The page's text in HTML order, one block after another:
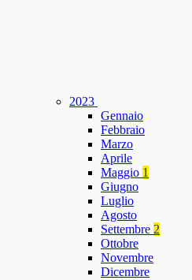
2023
Gennaio
Febbraio
Marzo
Aprile
Maggio 1
Giugno
Luglio
Agosto
Settembre 2
Ottobre
Novembre
Dicembre